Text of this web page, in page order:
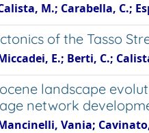
M.; Carabella, C.;
of the Tasso
E.; Berti, C.;
landscape
network
Vania;